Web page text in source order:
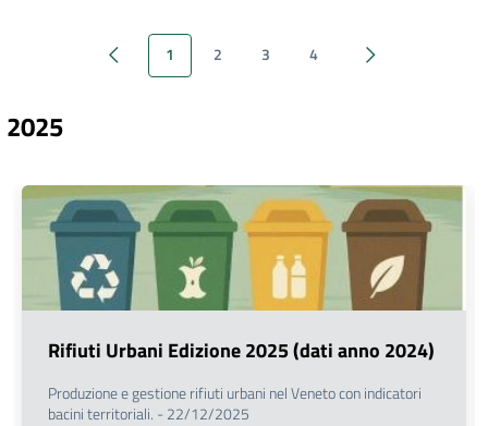
Previous page
1 2 3 4 Next page
2025
Rifiuti Urbani Edizione 2025 (dati anno 2024)
Produzione e gestione rifiuti urbani nel Veneto con indicatori
bacini territoriali. - 22/12/2025